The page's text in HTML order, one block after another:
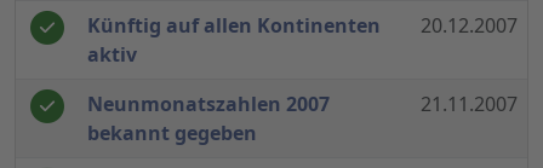
Künftig auf allen Kontinenten
aktiv
20.12.2007
Neunmonatszahlen 2007
bekannt gegeben
21.11.2007